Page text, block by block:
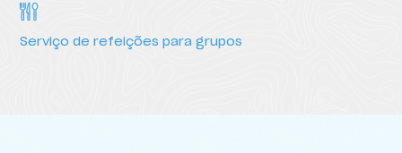
Serviço de refeições para grupos